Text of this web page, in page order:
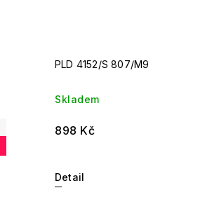
PLD 4152/S 807/M9
Skladem
898 Kč
Detail